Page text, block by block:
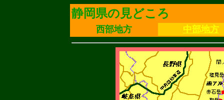
静岡県の見どころ
西部地方 中部地方